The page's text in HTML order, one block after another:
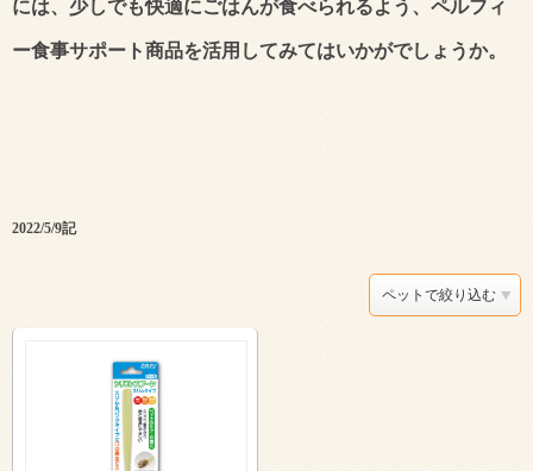
には、少しでも快適にごはんが食べられるよう、ペルフィ
ー食事サポート商品を活用してみてはいかがでしょうか。
2022/5/9記
ペットで絞り込む